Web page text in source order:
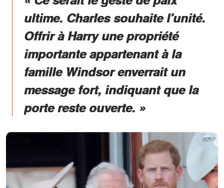
ultime. Charles souhaite l'unité.
Offrir à Harry une propriété
importante appartenant à la
famille Windsor enverrait un
message fort, indiquant que la
porte reste ouverte. »